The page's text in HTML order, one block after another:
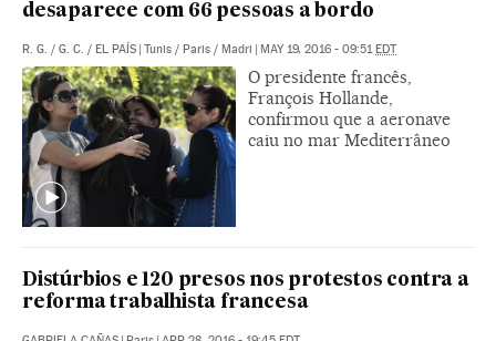
desaparece com 66 pessoas a bordo
R. G. / G. C. / EL PAÍS | Tunis / Paris / Madri | MAY 19, 2016 - 09:51EDT
O presidente francês,
François Hollande,
confirmou que a aeronave
caiu no mar Mediterrâneo
Distúrbios e 120 presos nos protestos contra a
reforma trabalhista francesa